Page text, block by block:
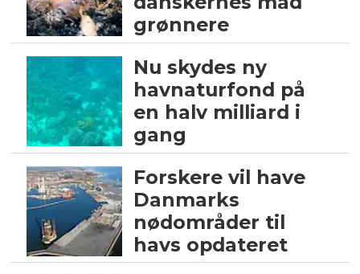
grønnere
Nu skydes ny
havnaturfond på
en halv milliard i
gang
Forskere vil have
Danmarks
nødområder til
havs opdateret